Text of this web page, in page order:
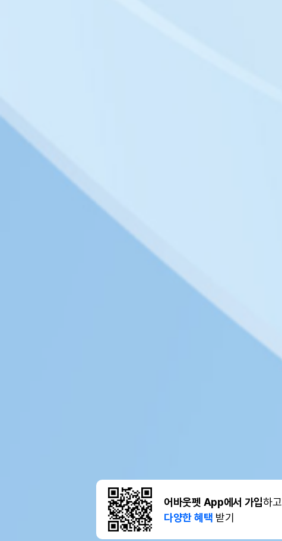
어바웃펫 App에서 가입하고
다양한 혜택 받기